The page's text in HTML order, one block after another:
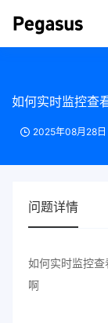
如何实时监控查
2025年08月28日
问题详情
如何实时监控
啊